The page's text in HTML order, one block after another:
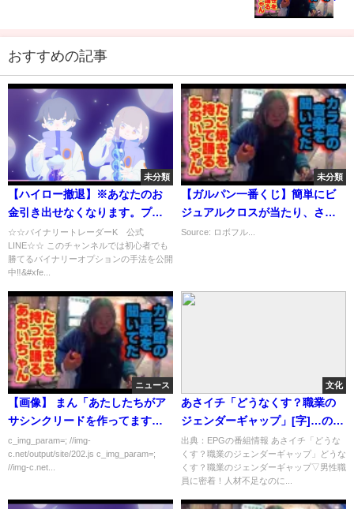
おすすめの記事
未分類
【ハイロー撤退】※あなたのお
金引き出せなくなります。プロ
トレーダーが口座凍結しない方
法暴露【バイナリーオプション
初心者 勉強】【副業 投資】
☆☆バイナリートレーダーK 公式
LINE☆☆ このチャンネルでは初心者でも
勝てるバイナリーオプションの手法を公開
中‼&#xfe...
未分類
【ガルパン一番くじ】簡単にビ
ジュアルクロスが当たり、さら
には妹もできちゃうとんでもな
Source: ロボフル...
ニュース
【画像】 まん「あたしたちがア
サシンクリードを作ってます、
差別のない多様性のあるチーム
です！」
c_img_param=; //img-
c.net/output/site/202.js c_img_param=;
//img-c.net...
文化
あさイチ「どうなくす？職業の
ジェンダーギャップ」[字]…の番
組内容解析まとめ
出典：EPGの番組情報 あさイチ「どうな
くす？職業のジェンダーギャップ」どうな
くす？職業のジェンダーギャップ▽男性職
員に密着！人材不足なのに...